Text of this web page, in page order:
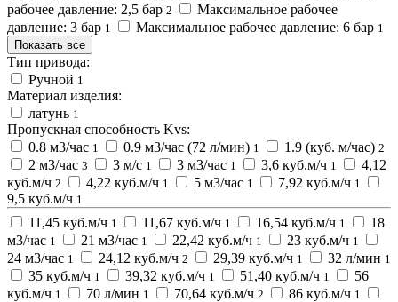
рабочее давление: 2,5 бар 2
Максимальное рабочее
давление: 3 бар 1 Максимальное рабочее давление: 6 бар 1
Показать все
Тип привода:
Ручной 1
Материал изделия:
латунь 1
Пропускная способность Kvs:
0.8 м3/час 1 0.9 м3/час (72 л/мин) 1 1.9 (куб. м/час) 2
2 м3/час 3 3 м/с 1 3 м3/час 1 3,6 куб.м/ч 1
4,12
куб.м/ч 2 4,22 куб.м/ч 1 5 м3/час 1 7,92 куб.м/ч 1
9,5 куб.м/ч 1
11,45 куб.м/ч 1 11,67 куб.м/ч 1 16,54 куб.м/ч 1
18
м3/час 1 21 м3/час 1 22,42 куб.м/ч 1 23 куб.м/ч 1
24 м3/час 1 24,12 куб.м/ч 2 29,39 куб.м/ч 1 32 л/мин 1
35 куб.м/ч 1 39,32 куб.м/ч 1 51,40 куб.м/ч 1
56
куб.м/ч 1 70 л/мин 1 70,64 куб.м/ч 2 86 куб.м/ч 1